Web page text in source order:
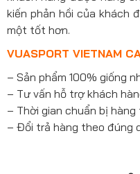
kiến phản hồi của khách
một tốt hơn.
VUASPORT VIETNAM
– Sản phẩm 100% giống
– Tư vấn hỗ trợ khách
– Thời gian chuẩn bị
– Đổi trả hàng theo đúng